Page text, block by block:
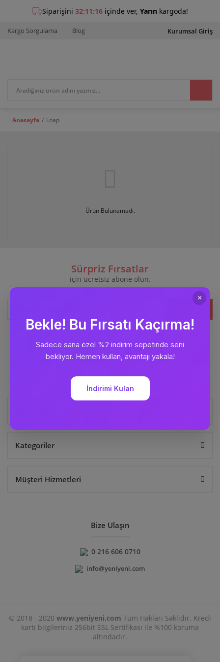
Kargo Sorgulama Blog Kurumsal Giriş
Anasayfa Loap
Ürün Bulunamadı.
Sürpriz Fırsatlar
için ücretsiz abone olun.
Bizi
Takip Edin
Kategoriler
Müşteri Hizmetleri
Bize Ulaşın
0 216 606 0710
info@yeniyeni.com
© 2018 - 2020 www.yeniyeni.com Tüm Hakları Saklıdır. Kredi
kartı bilgileriniz 256bit SSL Sertifikası ile %100 koruma
altındadır.